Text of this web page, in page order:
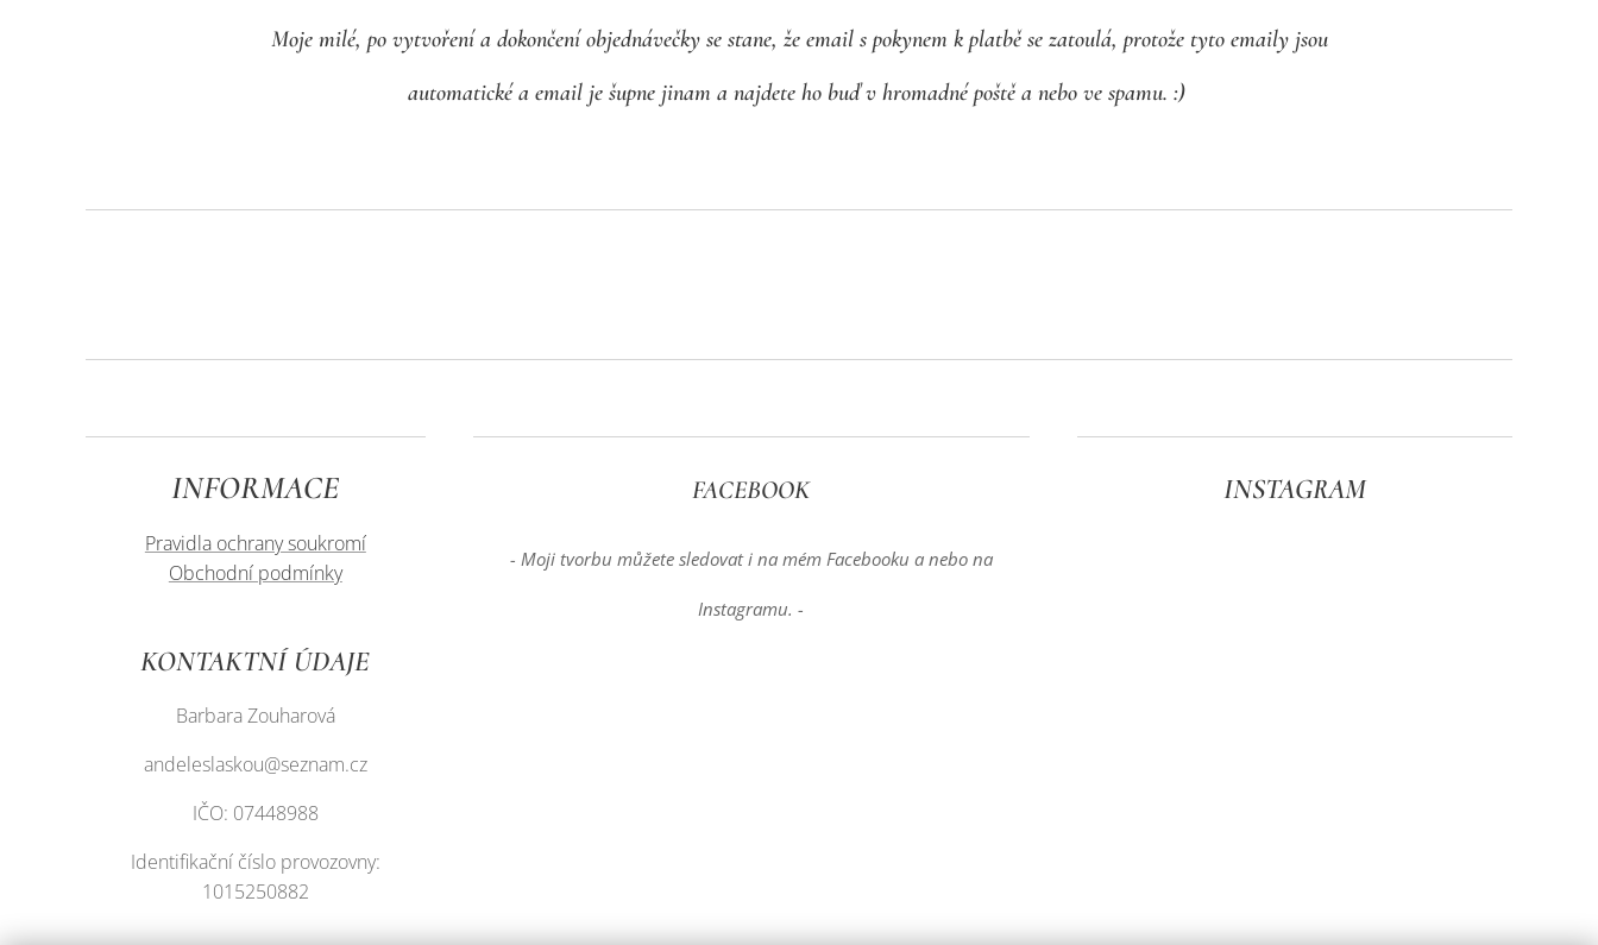
Moje milé, po vytvoření a dokončení objednávečky se stane, že email s pokynem k platbě se zatoulá, protože tyto emaily jsou
automatické a email je šupne jinam a najdete ho buď v hromadné poště a nebo ve spamu. :)
INFORMACE
Pravidla ochrany soukromí
Obchodní podmínky
KONTAKTNÍ ÚDAJE
Barbara Zouharová
andeleslaskou@seznam.cz
IČO: 07448988
Identifikační číslo provozovny:
1015250882
FACEBOOK
- Moji tvorbu můžete sledovat i na mém Facebooku a nebo na
Instagramu. -
INSTAGRAM